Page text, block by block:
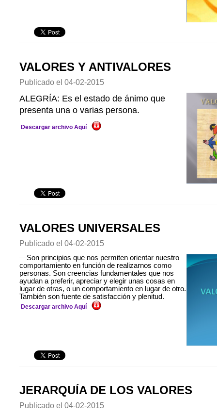
VALORES Y ANTIVALORES
Publicado el 04-02-2015
ALEGRÍA: Es el estado de ánimo que
presenta una o varias persona.
Descargar archivo Aquí
VALORES UNIVERSALES
Publicado el 04-02-2015
—Son principios que nos permiten orientar nuestro
comportamiento en función de realizarnos como
personas. Son creencias fundamentales que nos
ayudan a preferir, apreciar y elegir unas cosas en
lugar de otras, o un comportamiento en lugar de otro.
También son fuente de satisfacción y plenitud.
Descargar archivo Aquí
JERARQUÍA DE LOS VALORES
Publicado el 04-02-2015